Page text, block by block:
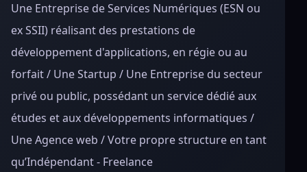
Une Entreprise de Services Numériques (ESN ou
ex SSII) réalisant des prestations de
développement d'applications, en régie ou au
forfait / Une Startup / Une Entreprise du secteur
privé ou public, possédant un service dédié aux
études et aux développements informatiques /
Une Agence web / Votre propre structure en tant
qu’Indépendant - Freelance